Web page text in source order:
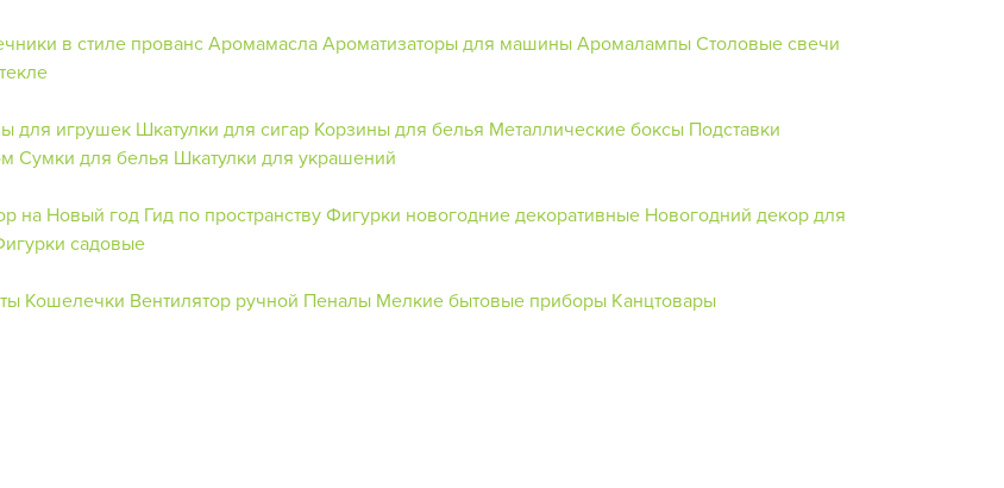
в стиле провансАромамаслаАроматизаторы для машиныАромалампыСтоловые свечи
для игрушек Шкатулки для сигар Корзины для белья Металлические боксы Подставки
Сумки для белья Шкатулки для украшений
на Новый год Гид по пространствуФигурки новогодние декоративные Новогодний декор для
садовые
Кошелечки Вентилятор ручной Пеналы Мелкие бытовые приборы Канцтовары